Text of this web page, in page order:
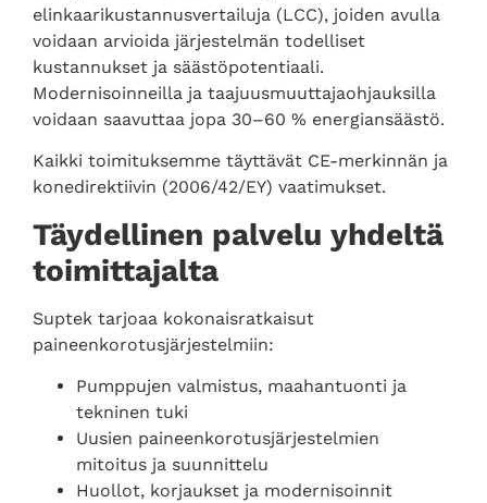
elinkaarikustannusvertailuja (LCC), joiden avulla
voidaan arvioida järjestelmän todelliset
kustannukset ja säästöpotentiaali.
Modernisoinneilla ja taajuusmuuttajaohjauksilla
voidaan saavuttaa jopa 30–60 % energiansäästö.
Kaikki toimituksemme täyttävät CE-merkinnän ja
konedirektiivin (2006/42/EY) vaatimukset.
Täydellinen palvelu yhdeltä
toimittajalta
Suptek tarjoaa kokonaisratkaisut
paineenkorotusjärjestelmiin:
Pumppujen valmistus, maahantuonti ja
tekninen tuki
Uusien paineenkorotusjärjestelmien
mitoitus ja suunnittelu
Huollot, korjaukset ja modernisoinnit